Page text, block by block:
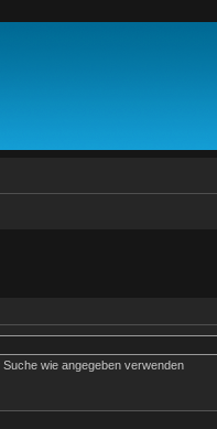
wie angegeben verwenden